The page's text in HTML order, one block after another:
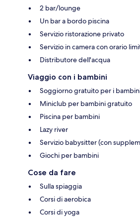
2 bar/lounge
Un bar a bordo piscina
Servizio ristorazione privato
Servizio in camera con orario
Distributore dell'acqua
Viaggio con i bambini
Soggiorno gratuito per i
Miniclub per bambini gratuito
Piscina per bambini
Lazy river
Servizio babysitter (con
Giochi per bambini
Cose da fare
Sulla spiaggia
Corsi di aerobica
Corsi di yoga